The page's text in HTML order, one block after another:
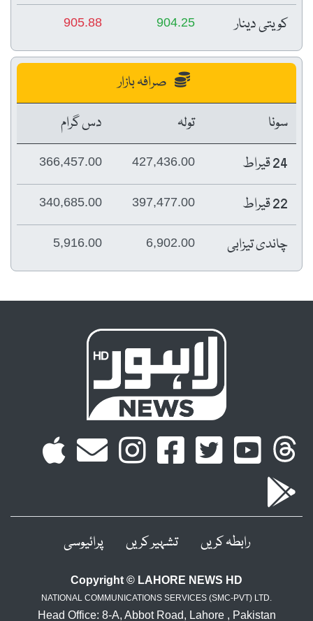
کویتی دینار 904.25
905.88
صرافہ بازار
سونا
تولہ
دس گرام
24 قیراط
427,436.00
366,457.00
22 قیراط 397,477.00
340,685.00
چاندی تیزابی 6,902.00
5,916.00
رابطہ کریں تشہیر کریں پرائیوسی
Copyright © LAHORE NEWS HD
NATIONAL COMMUNICATIONS SERVICES (SMC-PVT) LTD.
Head Office: 8-A, Abbot Road, Lahore , Pakistan